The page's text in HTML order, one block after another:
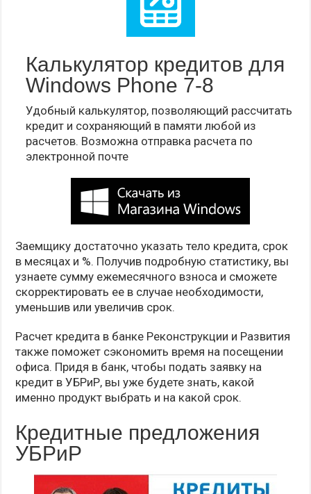
Калькулятор кредитов для
Windows Phone 7-8
Удобный калькулятор, позволяющий рассчитать
кредит и сохраняющий в памяти любой из
расчетов. Возможна отправка расчета по
электронной почте
Заемщику достаточно указать тело кредита, срок
в месяцах и %. Получив подробную статистику, вы
узнаете сумму ежемесячного взноса и сможете
скорректировать ее в случае необходимости,
уменьшив или увеличив срок.
Расчет кредита в банке Реконструкции и Развития
также поможет сэкономить время на посещении
офиса. Придя в банк, чтобы подать заявку на
кредит в УБРиР, вы уже будете знать, какой
именно продукт выбрать и на какой срок.
Кредитные предложения
УБРиР